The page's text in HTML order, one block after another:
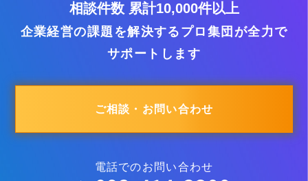
相談件数 累計10,000件以上
企業経営の課題を解決するプロ集団が全力で
サポートします
ご相談・お問い合わせ
電話でのお問い合わせ